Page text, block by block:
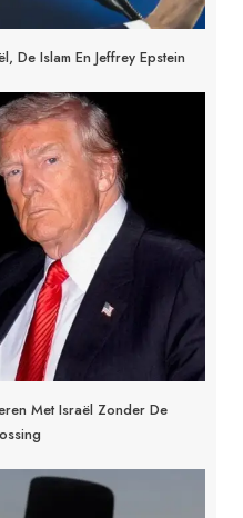
De Islam En Jeffrey Epstein
Met Israël Zonder De